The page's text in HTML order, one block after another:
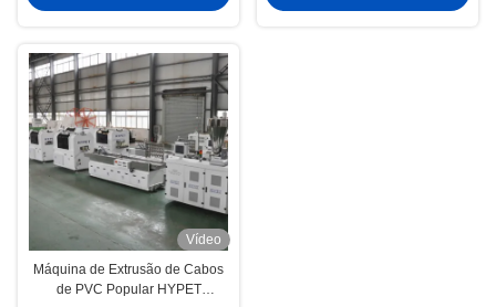
Vídeo
Máquina de Extrusão de Cabos
de PVC Popular HYPET